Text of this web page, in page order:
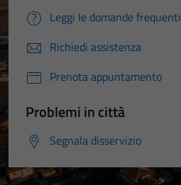
Leggi le domande frequenti
Richiedi assistenza
Prenota appuntamento
Problemi in città
Segnala disservizio